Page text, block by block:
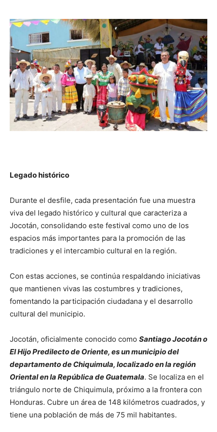
Legado histórico
Durante el desfile, cada presentación fue una muestra
viva del legado histórico y cultural que caracteriza a
Jocotán, consolidando este festival como uno de los
espacios más importantes para la promoción de las
tradiciones y el intercambio cultural en la región.
Con estas acciones, se continúa respaldando iniciativas
que mantienen vivas las costumbres y tradiciones,
fomentando la participación ciudadana y el desarrollo
cultural del municipio.
Jocotán, oficialmente conocido como Santiago Jocotán o
El Hijo Predilecto de Oriente, es un municipio del
departamento de Chiquimula, localizado en la región
Oriental en la República de Guatemala. Se localiza en el
triángulo norte de Chiquimula, próximo a la frontera con
Honduras. Cubre un área de 148 kilómetros cuadrados, y
tiene una población de más de 75 mil habitantes.